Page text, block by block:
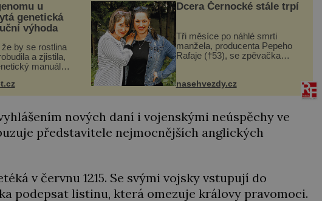
u
genetická
výhoda
by se rostlina
a zjistila,
manuál
stane – a podle
to může být
Dcera Černocké stále trpí
Tři měsíce po náhlé smrti
manžela, producenta Pepeho
Rafaje (†53), se zpěvačka
Barbora Vaculíková (45), dcera
ozvala veřejnosti. Na sociální
síti sdílela, že se snaží fung...
nasehvezdy.cz
nových daní i vojenskými neúspěchy ve
představitele nejmocnějších anglických
v červnu 1215. Se svými vojsky vstupují do
podepsat listinu, která omezuje královy pravomoci.